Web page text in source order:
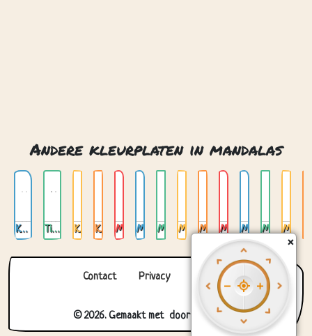
Andere kleurplaten in mandalas
Keltische mandalas Tibetaanse mandalas Kat mandala 01 Kat mandala 03 Mandala 04 Mandala 05 Mandala 06 Mandala 07 Mandala 08 Mandala 09
Contact Privacy Over ons
© 2026. Gemaakt met door Zygomatic .
×